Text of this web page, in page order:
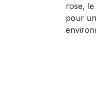
rose,
pour